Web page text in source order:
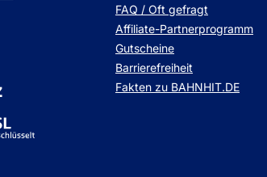
FAQ / Oft gefragt
Affiliate-Partnerprogramm
Gutscheine
Barrierefreiheit
Fakten zu BAHNHIT.DE